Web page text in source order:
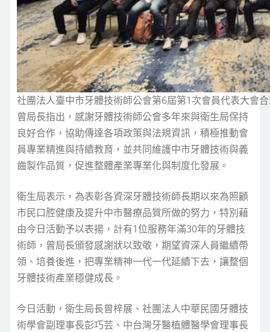
社團法人臺中市牙體技術師公會第6屆第1次會員代表大會
曾局長指出，感謝牙體技術師公會多年來與衛生局保持
良好合作，協助傳達各項政策與法規資訊，積極推動會
員專業精進與持續教育，並共同維護中市牙體技術與義
齒製作品質，促進整體產業專業化與制度化發展。
衛生局表示，為表彰各資深牙體技術師長期以來為照顧
市民口腔健康及提升中市醫療品質所做的努力，特別藉
由今日活動予以表揚，計有1位服務年滿30年的牙體技
術師，曾局長頒發感謝狀以致敬，期望資深人員繼續帶
領、培養後進，把專業精神一代一代延續下去，讓整個
牙體技術產業穩健成長。
今日活動，衛生局長曾梓展、社團法人中華民國牙體技
術學會副理事長彭巧芸、中台灣牙醫植體醫學會理事長